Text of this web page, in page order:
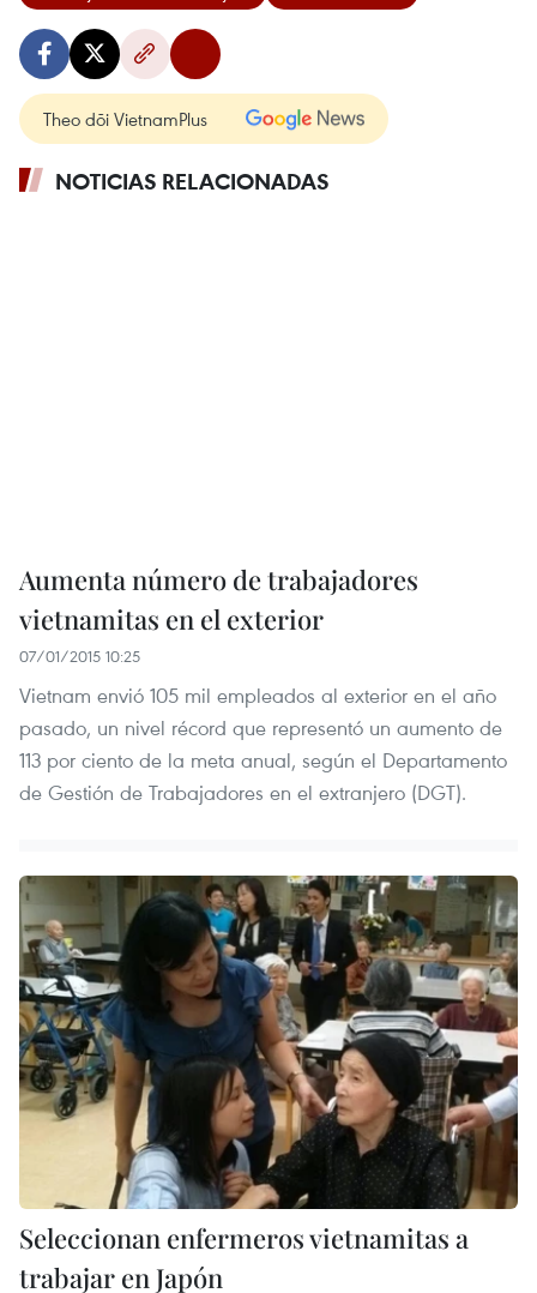
Theo dõi VietnamPlus
NOTICIAS RELACIONADAS
Aumenta número de trabajadores
vietnamitas en el exterior
07/01/2015 10:25
Vietnam envió 105 mil empleados al exterior en el año
pasado, un nivel récord que representó un aumento de
113 por ciento de la meta anual, según el Departamento
de Gestión de Trabajadores en el extranjero (DGT).
Seleccionan enfermeros vietnamitas a
trabajar en Japón